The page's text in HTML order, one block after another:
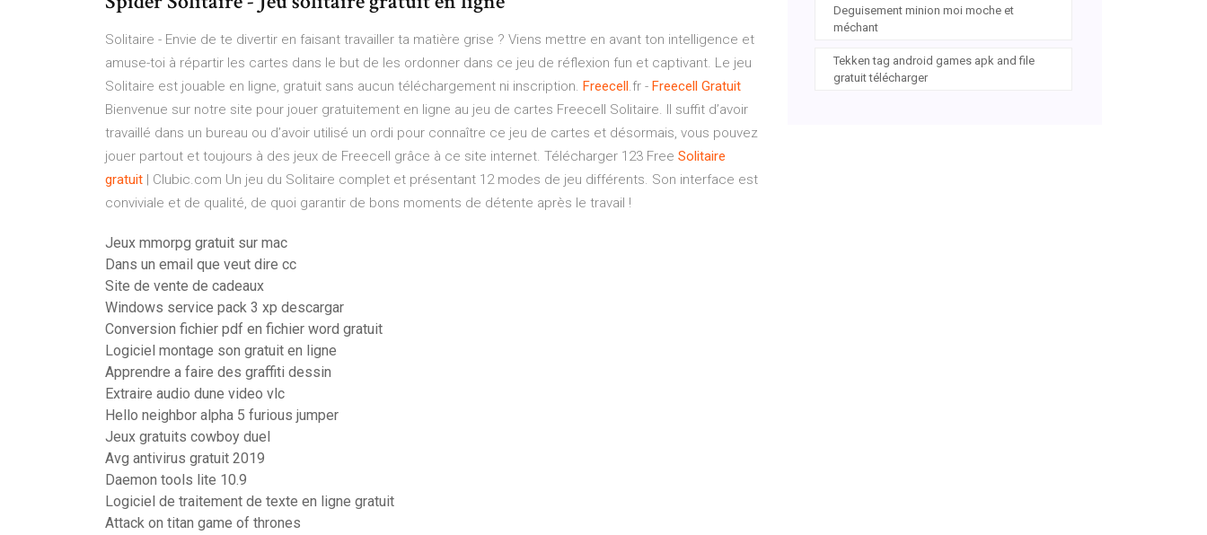
Solitaire - Envie de te divertir en faisant travailler ta matière grise ? Viens mettre en avant ton intelligence et
amuse-toi à répartir les cartes dans le but de les ordonner dans ce jeu de réflexion fun et captivant. Le jeu
Solitaire est jouable en ligne, gratuit sans aucun téléchargement ni inscription. Freecell.fr - Freecell Gratuit
Bienvenue sur notre site pour jouer gratuitement en ligne au jeu de cartes Freecell Solitaire. Il suffit d’avoir
travaillé dans un bureau ou d’avoir utilisé un ordi pour connaître ce jeu de cartes et désormais, vous pouvez
jouer partout et toujours à des jeux de Freecell grâce à ce site internet. Télécharger 123 Free Solitaire
gratuit | Clubic.com Un jeu du Solitaire complet et présentant 12 modes de jeu différents. Son interface est
conviviale et de qualité, de quoi garantir de bons moments de détente après le travail !
Jeux mmorpg gratuit sur mac
Dans un email que veut dire cc
Site de vente de cadeaux
Windows service pack 3 xp descargar
Conversion fichier pdf en fichier word gratuit
Logiciel montage son gratuit en ligne
Apprendre a faire des graffiti dessin
Extraire audio dune video vlc
Hello neighbor alpha 5 furious jumper
Jeux gratuits cowboy duel
Avg antivirus gratuit 2019
Daemon tools lite 10.9
Logiciel de traitement de texte en ligne gratuit
Attack on titan game of thrones
Deguisement minion moi moche et
méchant
Tekken tag android games apk and file
gratuit télécharger